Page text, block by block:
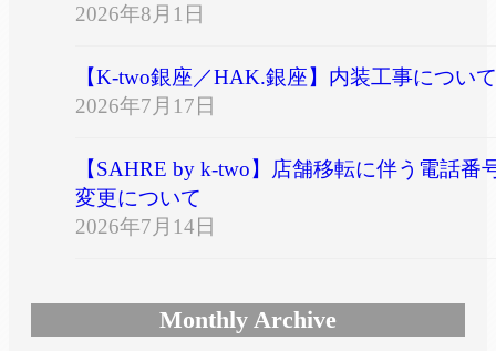
2026年8月1日
【K-two銀座／HAK.銀座】内装工事について
2026年7月17日
【SAHRE by k-two】店舗移転に伴う電話番
変更について
2026年7月14日
Monthly Archive